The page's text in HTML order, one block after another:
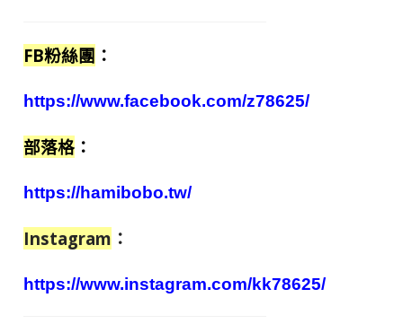
FB粉絲團 ：
https://www.facebook.com/z78625/
部落格 ：
https://hamibobo.tw/
Instagram ：
https://www.instagram.com/kk78625/